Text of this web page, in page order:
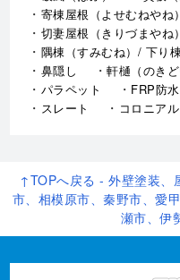
寄棟屋根（よせむねやね）
切妻屋根（きりづまやね）
隅棟（すみむね）/ 下り
鼻隠し
軒樋（のきど
パラペット
FRP防水
スレート
コロニアル
↑TOPへ戻る - 外壁塗装、
市、相模原市、秦野市、愛
瀬市、伊